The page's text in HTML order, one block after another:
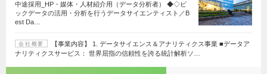
中途採用_HP・媒体・人材紹介用（データ分析者） ◆◇ビ
ックデータの活用・分析を行うデータサイエンティスト／B
est Da…
会社概要
【事業内容】 1. データサイエンス＆アナリティクス事業 ■データア
ナリティクスサービス： 世界屈指の信頼性を誇る統計解析ソ…